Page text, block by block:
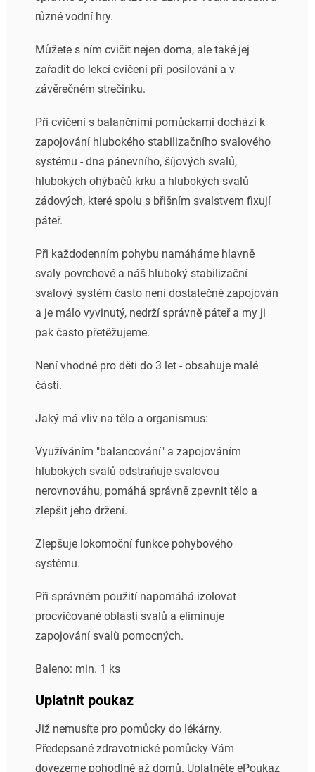
různé vodní hry.
Můžete s ním cvičit nejen doma, ale také jej
zařadit do lekcí cvičení při posilování a v
závěrečném strečinku.
Při cvičení s balančními pomůckami dochází k
zapojování hlubokého stabilizačního svalového
systému - dna pánevního, šíjových svalů,
hlubokých ohýbačů krku a hlubokých svalů
zádových, které spolu s břišním svalstvem fixují
páteř.
Při každodenním pohybu namáháme hlavně
svaly povrchové a náš hluboký stabilizační
svalový systém často není dostatečně zapojován
a je málo vyvinutý, nedrží správně páteř a my ji
pak často přetěžujeme.
Není vhodné pro děti do 3 let - obsahuje malé
části.
Jaký má vliv na tělo a organismus:
Využíváním "balancování" a zapojováním
hlubokých svalů odstraňuje svalovou
nerovnováhu, pomáhá správně zpevnit tělo a
zlepšit jeho držení.
Zlepšuje lokomoční funkce pohybového
systému.
Při správném použití napomáhá izolovat
procvičované oblasti svalů a eliminuje
zapojování svalů pomocných.
Baleno: min. 1 ks
Uplatnit poukaz
Již nemusíte pro pomůcky do lékárny.
Předepsané zdravotnické pomůcky Vám
dovezeme pohodlně až domů. Uplatněte ePoukaz